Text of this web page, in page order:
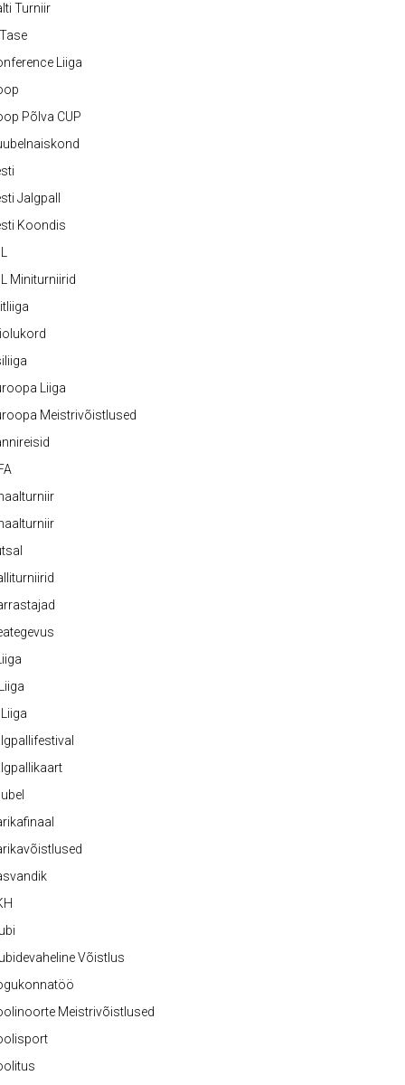
Turniir
Liiga
Põlva CUP
Jalgpall
Koondis
Miniturniirid
Liiga
Meistrivõistlused
Võistlus
Meistrivõistlused